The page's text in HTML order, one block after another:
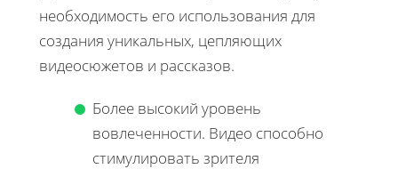
необходимость его использования для
создания уникальных, цепляющих
видеосюжетов и рассказов.
Более высокий уровень
вовлеченности. Видео способно
стимулировать зрителя